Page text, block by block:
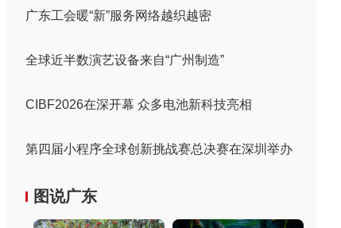
广东工会暖“新”服务网络越织越密
全球近半数演艺设备来自“广州制造”
CIBF2026在深开幕 众多电池新科技亮相
第四届小程序全球创新挑战赛总决赛在深圳举办
图说广东